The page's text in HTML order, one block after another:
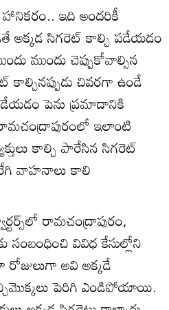
ఇది అందరికీ
అక్కడ సిగరెట్ కాల్చి పడేయడం
ముందు చెప్పుకోవాల్సిన
కాల్చినప్పుడు చివరగా ఉండే
పెను ప్రమాదానికి
ఇలాంటి
కాల్చి పారేసిన సిగరెట్
వాహనాలు కాలి
రామచంద్రాపురం,
సంబంధించి వివిధ కేసుల్లోని
అవి అక్కడే
పెరిగి ఎండిపోయాయి.